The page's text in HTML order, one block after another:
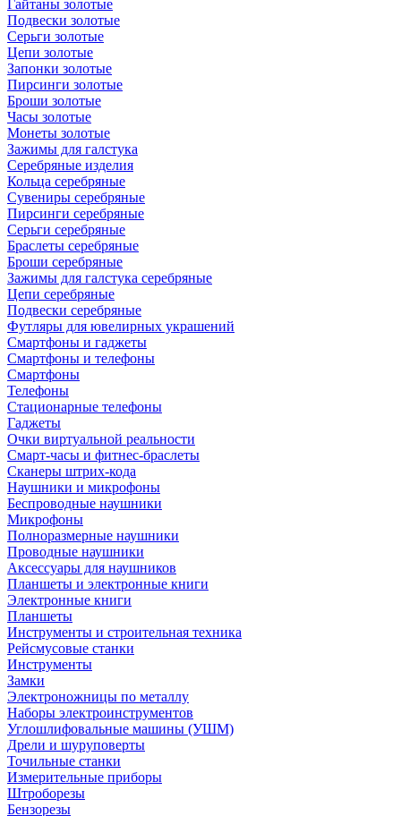
Гайтаны золотые
Подвески золотые
Серьги золотые
Цепи золотые
Запонки золотые
Пирсинги золотые
Броши золотые
Часы золотые
Монеты золотые
Зажимы для галстука
Серебряные изделия
Кольца серебряные
Сувениры серебряные
Пирсинги серебряные
Серьги серебряные
Браслеты серебряные
Броши серебряные
Зажимы для галстука серебряные
Цепи серебряные
Подвески серебряные
Футляры для ювелирных украшений
Смартфоны и гаджеты
Смартфоны и телефоны
Смартфоны
Телефоны
Стационарные телефоны
Гаджеты
Очки виртуальной реальности
Смарт-часы и фитнес-браслеты
Сканеры штрих-кода
Наушники и микрофоны
Беспроводные наушники
Микрофоны
Полноразмерные наушники
Проводные наушники
Аксессуары для наушников
Планшеты и электронные книги
Электронные книги
Планшеты
Инструменты и строительная техника
Рейсмусовые станки
Инструменты
Замки
Электроножницы по металлу
Наборы электроинструментов
Углошлифовальные машины (УШМ)
Дрели и шуруповерты
Точильные станки
Измерительные приборы
Штроборезы
Бензорезы